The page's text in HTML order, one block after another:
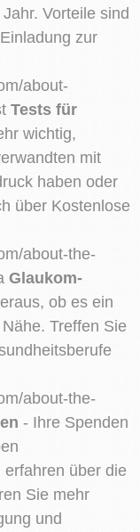
Vorteile sind
zur
about-
Tests für
wichtig,
mit
haben oder
über Kostenlose
about-the-
Glaukom-
ob es ein
Treffen Sie
about-the-
- Ihre Spenden
über die
Sie mehr
und